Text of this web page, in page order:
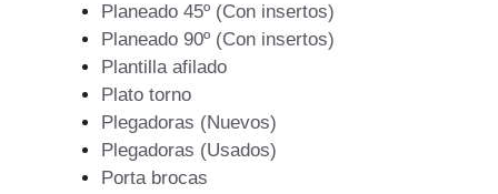
Planeado 45º (Con insertos)
Planeado 90º (Con insertos)
Plantilla afilado
Plato torno
Plegadoras (Nuevos)
Plegadoras (Usados)
Porta brocas